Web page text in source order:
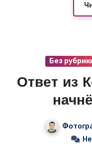
Без
Ответ из